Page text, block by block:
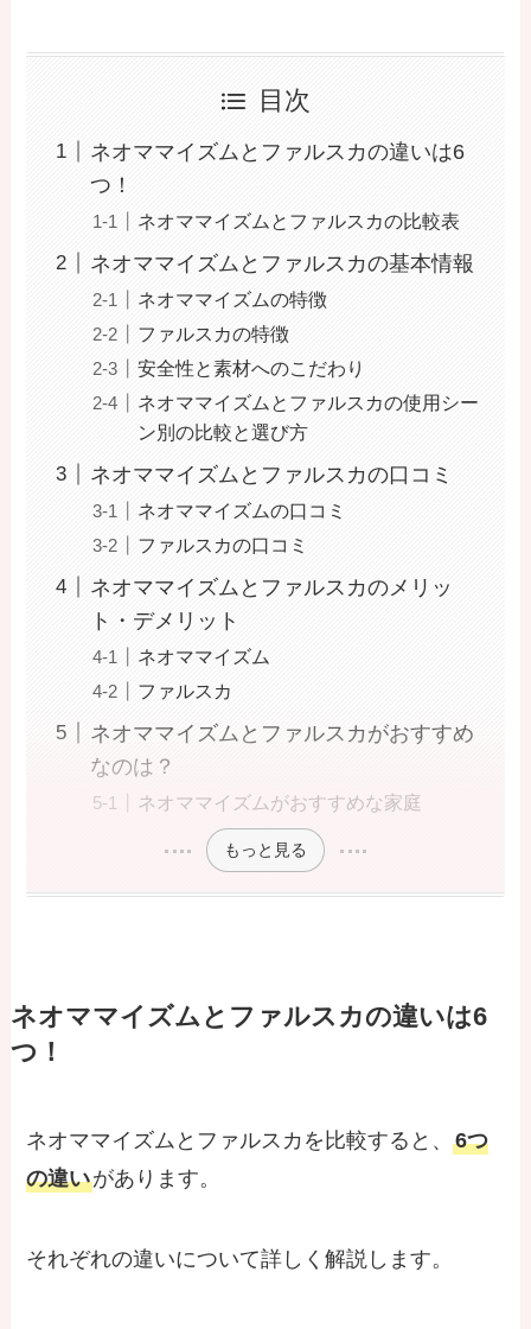
目次
ネオママイズムとファルスカの違いは6
つ！
ネオママイズムとファルスカの比較表
ネオママイズムとファルスカの基本情報
ネオママイズムの特徴
ファルスカの特徴
安全性と素材へのこだわり
ネオママイズムとファルスカの使用シー
ン別の比較と選び方
ネオママイズムとファルスカの口コミ
ネオママイズムの口コミ
ファルスカの口コミ
ネオママイズムとファルスカのメリッ
ト・デメリット
ネオママイズム
ファルスカ
ネオママイズムとファルスカがおすすめ
なのは？
ネオママイズムがおすすめな家庭
もっと見る
ネオママイズムとファルスカの違いは6
つ！
ネオママイズムとファルスカを比較すると、6つ
の違いがあります。
それぞれの違いについて詳しく解説します。